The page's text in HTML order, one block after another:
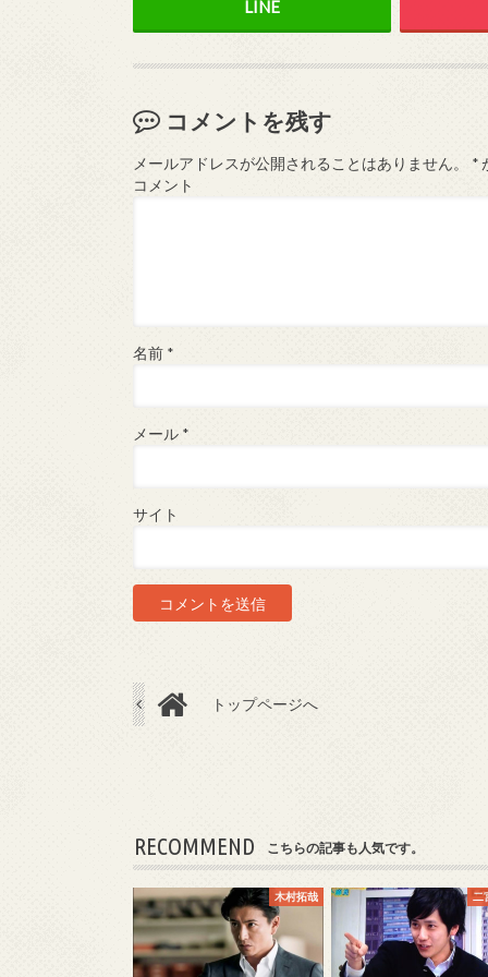
コメントを残す
メールアドレスが公開されることはありません。 *
コメント
名前 *
メール *
サイト
トップページへ
RECOMMEND こちらの記事も人気です。
木村拓哉 二